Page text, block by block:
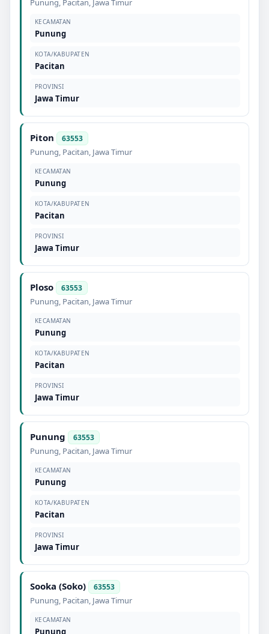
Punung, Pacitan, Jawa Timur
KECAMATAN
Punung
KOTA/KABUPATEN
Pacitan
PROVINSI
Jawa Timur
Piton 63553
Punung, Pacitan, Jawa Timur
KECAMATAN
Punung
KOTA/KABUPATEN
Pacitan
PROVINSI
Jawa Timur
Ploso 63553
Punung, Pacitan, Jawa Timur
KECAMATAN
Punung
KOTA/KABUPATEN
Pacitan
PROVINSI
Jawa Timur
Punung 63553
Punung, Pacitan, Jawa Timur
KECAMATAN
Punung
KOTA/KABUPATEN
Pacitan
PROVINSI
Jawa Timur
Sooka (Soko) 63553
Punung, Pacitan, Jawa Timur
KECAMATAN
Punung